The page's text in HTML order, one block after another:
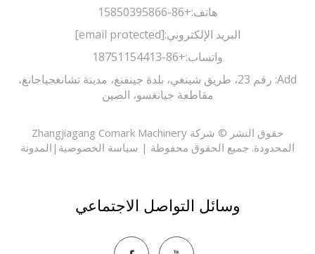
+86-15850395866
البريد الإلكتروني:[email protected]
واتساب:+86-18751154413
Add: رقم 23، طريق شينغي، بلدة جينفنغ، مدينة تشانغجياجانغ،
مقاطعة جيانغسو، الصين
حقوق النشر © شركة Zhangjiagang Comark Machinery
جميع الحقوق محفوظة |سياسة الخصوصية|المدونة
وسائل التواصل الاجتماعي